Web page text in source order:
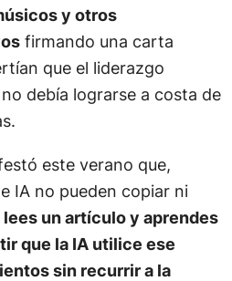
y otros
firmando una carta
que el liderazgo
debía lograrse a costa de
este verano que,
IA no pueden copiar ni
lees un artículo y aprendes
que la IA utilice ese
sin recurrir a la